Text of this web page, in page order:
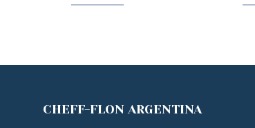
CHEFF-FLON ARGENTINA